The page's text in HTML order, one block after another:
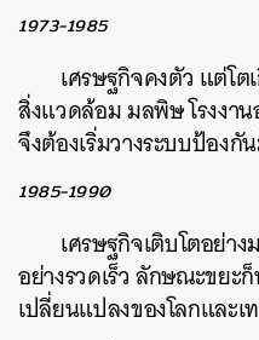
1973-1985
เศรษฐกิจคงตัว แต่โ
สิ่งแวดล้อม มลพิษ โรงงา
จึงต้องเริ่มวางระบบป้องกั
1985-1990
เศรษฐกิจเติบโตอย่า
อย่างรวดเร็ว ลักษณะขย
เปลี่ยนแปลงของโลกและเ